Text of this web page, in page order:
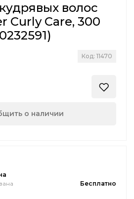
волос
Curly Сare, 300
Код: 11470
о наличии
Бесплатно